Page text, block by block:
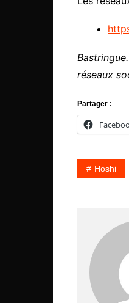
réseaux
Partager :
Hoshi